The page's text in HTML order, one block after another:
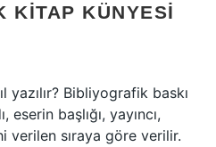
KITAP KÜNYESI
yazılır? Bibliyografik baskı
başlığı, yayıncı,
verilen sıraya göre verilir.